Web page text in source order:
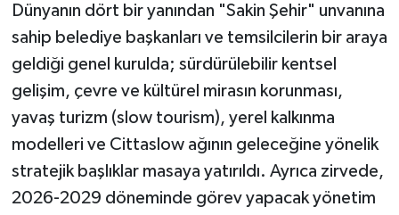
Dünyanın dört bir yanından "Sakin Şehir" unvanına
sahip belediye başkanları ve temsilcilerin bir araya
geldiği genel kurulda; sürdürülebilir kentsel
gelişim, çevre ve kültürel mirasın korunması,
yavaş turizm (slow tourism), yerel kalkınma
modelleri ve Cittaslow ağının geleceğine yönelik
stratejik başlıklar masaya yatırıldı. Ayrıca zirvede,
2026-2029 döneminde görev yapacak yönetim